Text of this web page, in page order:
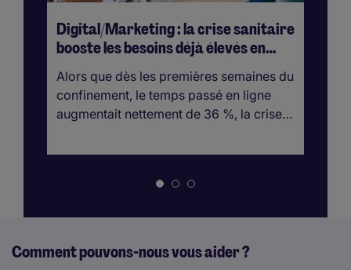
Digital/Marketing : la crise sanitaire
booste les besoins déjà élevés en
profils web spécialisés
Alors que dès les premières semaines du
confinement, le temps passé en ligne
augmentait nettement de 36 %, la crise…
Comment pouvons-nous vous aider ?